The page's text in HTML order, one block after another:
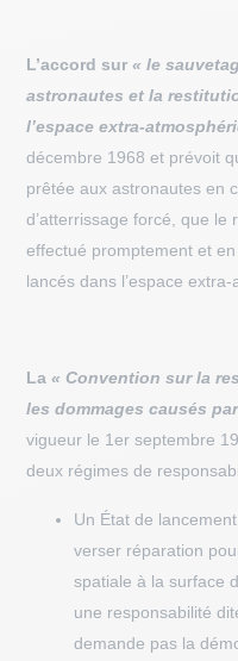
L’accord sur« le
astronautes et la
l’espace extra-
décembre 1968 et prévoit
prêtée aux astronautes en
d’atterrissage forcé, que
effectué promptement et
lancés dans l’espace
La« Convention sur la
les dommages causés
vigueur le 1er septembre
deux régimes de
Un État de
verser réparation
spatiale à la surface
une responsabilité
demande pas la